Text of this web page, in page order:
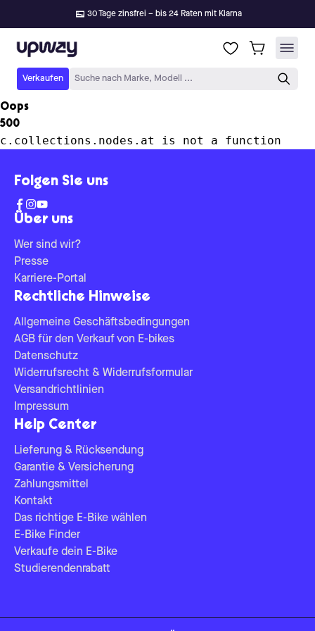
30 Tage zinsfrei – bis 24 Raten mit Klarna
Upway
Verkaufen Suche nach Marke, Modell ...
Oops
500
c.collections.nodes.at is not a function
Über uns
Wer sind wir?
Presse
Karriere-Portal
Rechtliche Hinweise
Allgemeine Geschäftsbedingungen
AGB für den Verkauf von E-bikes
Datenschutz
Widerrufsrecht & Widerrufsformular
Versandrichtlinien
Impressum
Help Center
Lieferung & Rücksendung
Garantie & Versicherung
Zahlungsmittel
Kontakt
Das richtige E-Bike wählen
E-Bike Finder
Verkaufe dein E-Bike
Studierendenrabatt
Folgen Sie uns